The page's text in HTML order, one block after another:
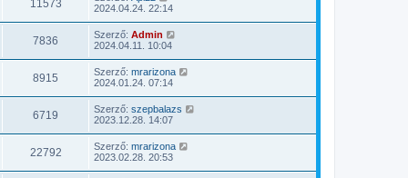
11573
2024.04.24. 22:14
7836 Szerző: Admin
2024.04.11. 10:04
8915 Szerző: mrarizona
2024.01.24. 07:14
6719 Szerző: szepbalazs
2023.12.28. 14:07
22792 Szerző: mrarizona
2023.02.28. 20:53